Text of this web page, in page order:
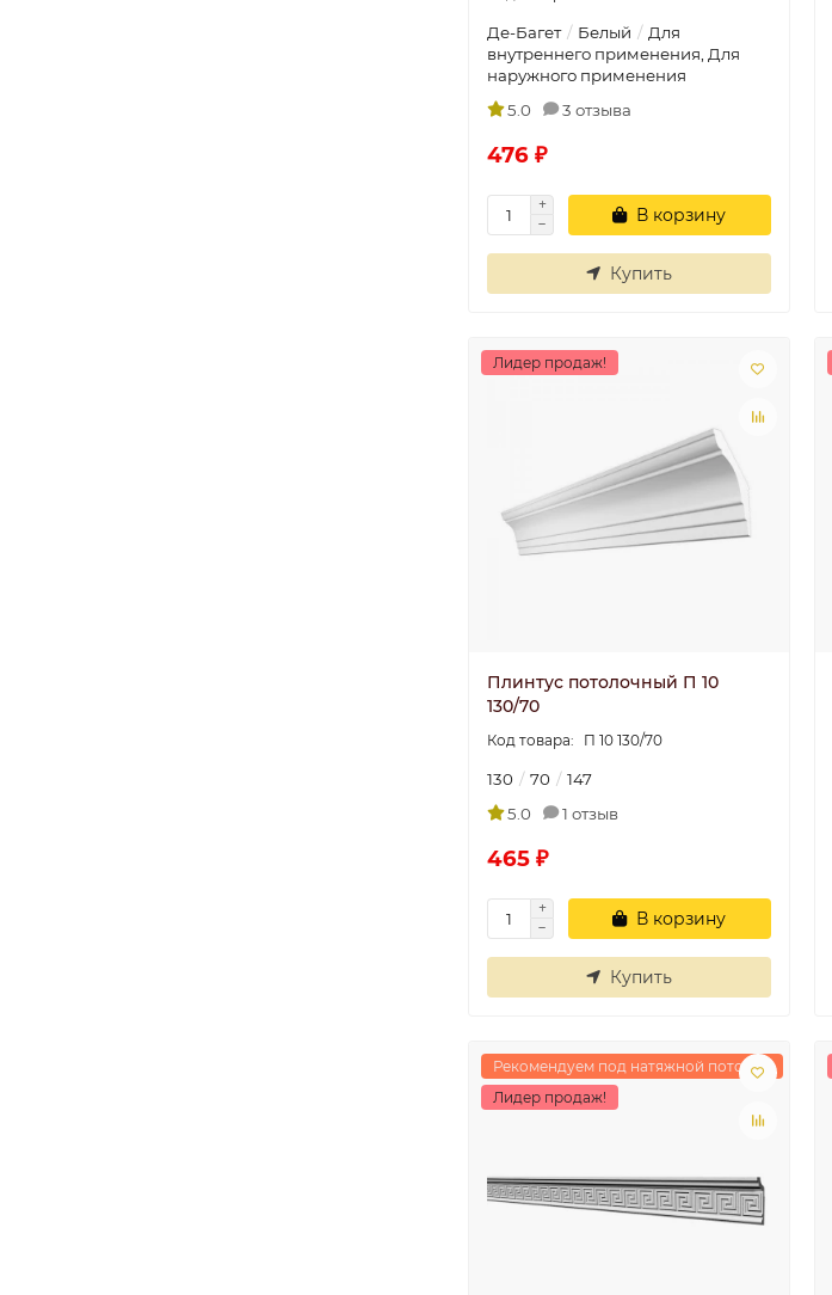
Де-Багет Белый
Для
внутреннего применения, Для
наружного применения
5.0
3 отзыва
476 ₽
В корзину
Купить
Лидер продаж!
Плинтус потолочный П 10
130/70
П 10 130/70
130 70
147
5.0
1 отзыв
465 ₽
В корзину
Купить
Рекомендуем под натяжной потолок
Лидер продаж!